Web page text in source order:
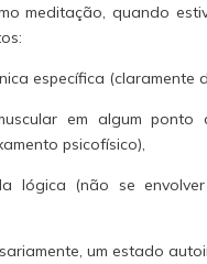
meditação, quando
específica (claramente
em algum ponto
psicofísico),
lógica (não se
um estado